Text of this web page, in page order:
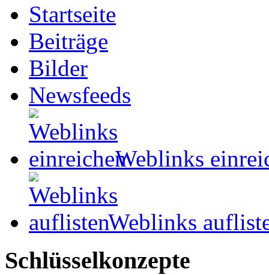
Startseite
Beiträge
Bilder
Newsfeeds
Weblinks
Weblinks
Schlüsselkonzepte